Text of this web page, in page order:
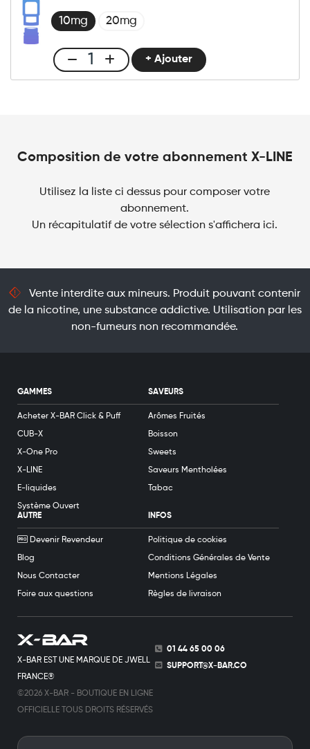
Super
quantité
10mg 20mg
Club
X-
Fraise
+ Ajouter
Composition de votre abonnement X-LINE
Utilisez la liste ci dessus pour composer votre
abonnement.
Un récapitulatif de votre sélection s'affichera ici.
Vente interdite aux mineurs. Produit pouvant contenir
de la nicotine, une substance addictive. Utilisation par les
non-fumeurs non recommandée.
X-BAR EST UNE MARQUE DE JWELL
FRANCE®
©2026 X-BAR - BOUTIQUE EN LIGNE
OFFICIELLE TOUS DROITS RÉSERVÉS
01 44 65 00 06
SUPPORT@X-BAR.CO
GAMMES
Acheter X-BAR Click & Puff
CUB-X
X-One Pro
X-LINE
E-liquides
Système Ouvert
SAVEURS
Arômes Fruités
Boisson
Sweets
Saveurs Mentholées
Tabac
AUTRE
Devenir Revendeur
Blog
Nous Contacter
Foire aux questions
INFOS
Politique de cookies
Conditions Générales de Vente
Mentions Légales
Règles de livraison